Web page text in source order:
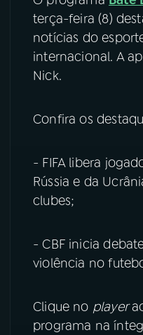
08FESTIVAL DE
ACOMPANHE A RÁDIO
TikTok
terça-feira (8)
notícias do
internacional. A
Nick.
Confira os
- FIFA libera
Rússia e da
clubes;
- CBF inicia
violência no
Clique no player
programa na